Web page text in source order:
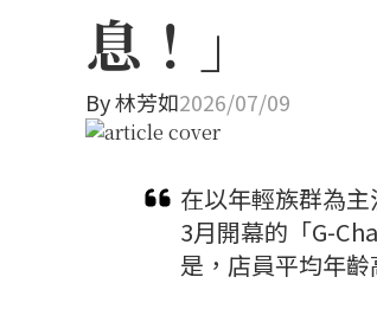
息！」
By林芳如2026/07/09
在以年輕族群為
3月開幕的「G-
是，店員平均年